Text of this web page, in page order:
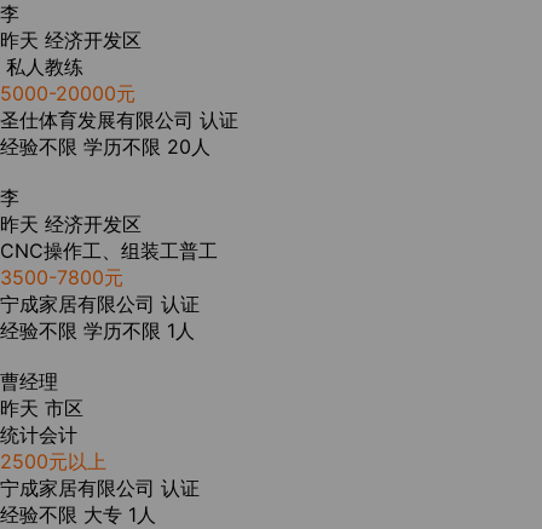
李
昨天 经济开发区
私人教练
5000-20000元
圣仕体育发展有限公司 认证
经验不限 学历不限 20人
李
昨天 经济开发区
CNC操作工、组装工普工
3500-7800元
宁成家居有限公司 认证
经验不限 学历不限 1人
曹经理
昨天 市区
统计会计
2500元以上
宁成家居有限公司 认证
经验不限 大专 1人